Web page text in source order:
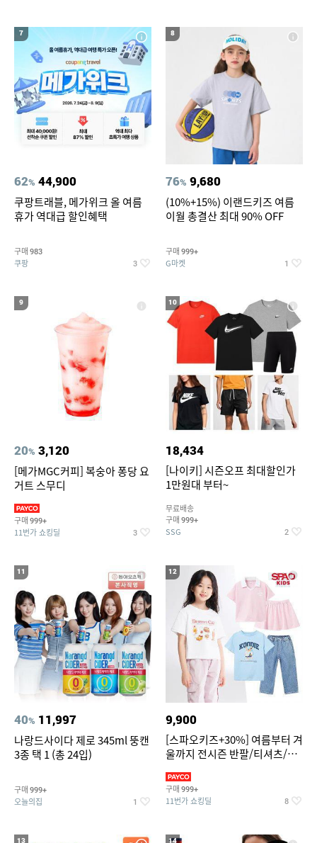
7
62% 44,900
쿠팡트래블, 메가위크 올 여름
휴가 역대급 할인혜택
구매 983
쿠팡 3
8
76% 9,680
(10%+15%) 이랜드키즈 여름
이월 총결산 최대 90% OFF
구매 999+
G마켓 1
9
20% 3,120
[메가MGC커피] 복숭아 퐁당 요
거트 스무디
구매 999+
11번가 쇼킹딜 3
10
18,434
[나이키] 시즌오프 최대할인가
1만원대 부터~
무료배송
구매 999+
SSG 2
11
40% 11,997
나랑드사이다 제로 345ml 뚱캔
3종 택 1 (총 24입)
구매 999+
오늘의집 1
12
9,900
[스파오키즈+30%] 여름부터 겨
울까지 전시즌 반팔/티셔츠/셋
구매 999+
11번가 쇼킹딜 8
13 14